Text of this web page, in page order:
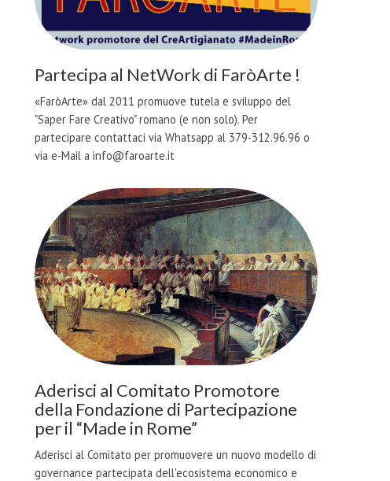
Partecipa al NetWork di FaròArte !
«FaròArte» dal 2011 promuove tutela e sviluppo del
"Saper Fare Creativo" romano (e non solo). Per
partecipare contattaci via Whatsapp al 379-312.96.96 o
via e-Mail a info@faroarte.it
Aderisci al Comitato Promotore
della Fondazione di Partecipazione
per il “Made in Rome”
Aderisci al Comitato per promuovere un nuovo modello di
governance partecipata dell'ecosistema economico e